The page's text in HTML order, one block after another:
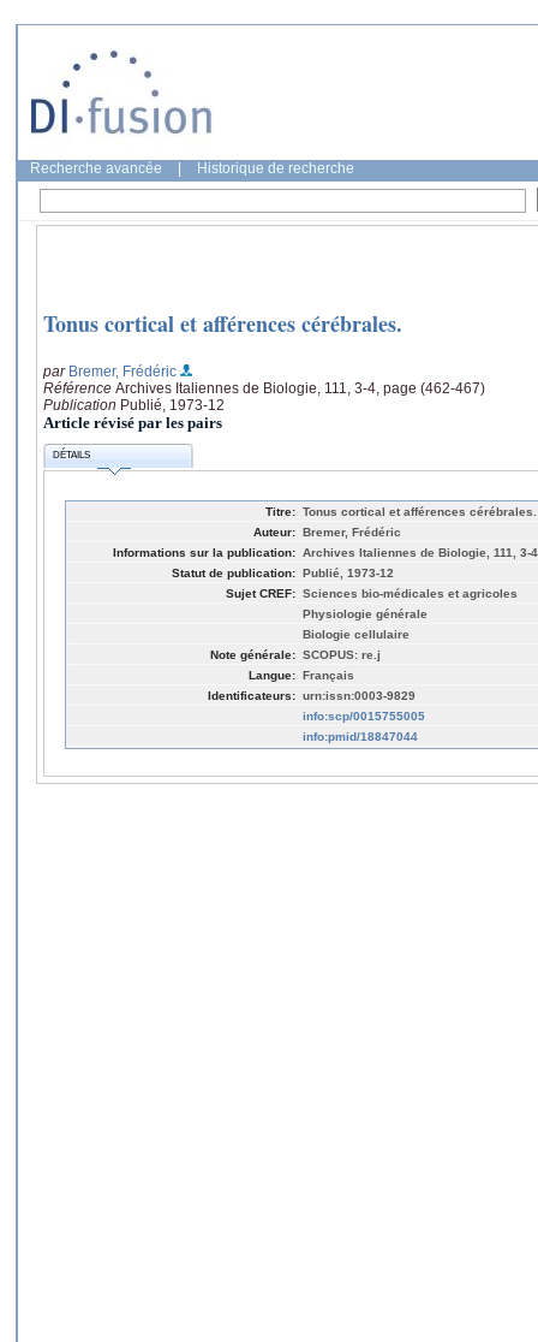
Recherche avancée Historique de recherche
Tonus cortical et afférences cérébrales.
par Bremer, Frédéric
Référence Archives Italiennes de Biologie, 111, 3-4, page (462-467)
Publication Publié, 1973-12
Article révisé par les pairs
DÉTAILS
Titre: Tonus cortical et afférences cérébrales.
Auteur: Bremer, Frédéric
Informations sur la publication: Archives Italiennes de Biologie, 111, 3-
Statut de publication: Publié, 1973-12
Sujet CREF: Sciences bio-médicales et agricoles
Physiologie générale
Biologie cellulaire
Note générale: SCOPUS: re.j
Langue: Français
Identificateurs: urn:issn:0003-9829
info:scp/0015755005
info:pmid/18847044